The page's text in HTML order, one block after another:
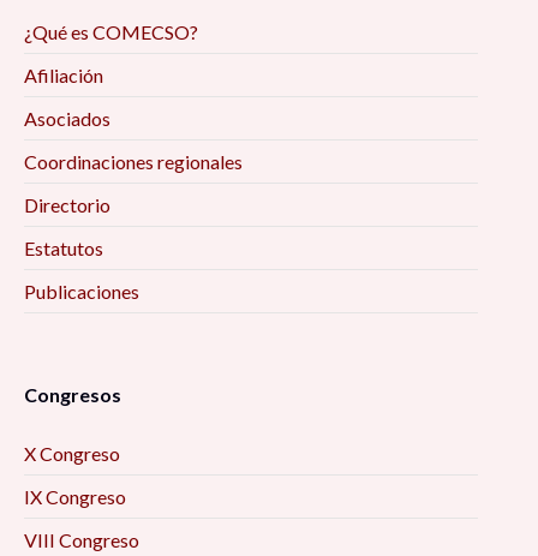
Emociones y política contenciosa I, 10:00 am
1er Coloquio Internacional para Jóvenes
Torreón, Coahuila, 10:00 am
La protección ambiental y los desafíos
económicos en la agenda pública de Jalisco,
¿Qué es COMECSO?
Afiliación
Asociados
Coordinaciones regionales
Directorio
Estatutos
Publicaciones
Congresos
X Congreso
IX Congreso
VIII Congreso